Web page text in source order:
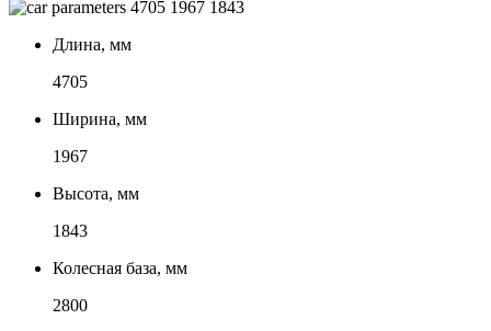
4705 1967 1843
Длина, мм
4705
Ширина, мм
1967
Высота, мм
1843
Колесная база, мм
2800